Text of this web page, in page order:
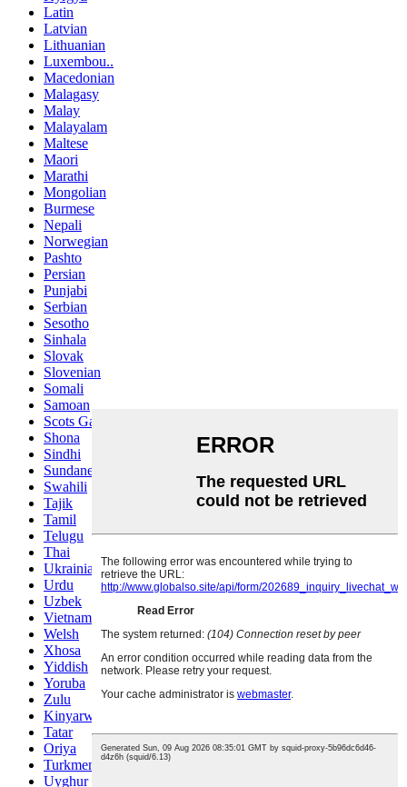
Latin
Latvian
Lithuanian
Luxembou..
Macedonian
Malagasy
Malay
Malayalam
Maltese
Maori
Marathi
Mongolian
Burmese
Nepali
Norwegian
Pashto
Persian
Punjabi
Serbian
Sesotho
Sinhala
Slovak
Slovenian
Somali
Samoan
Scots Gaelic
Shona
Sindhi
Sundanese
Swahili
Tajik
Tamil
Telugu
Thai
Ukrainian
Urdu
Uzbek
Vietnamese
Welsh
Xhosa
Yiddish
Yoruba
Zulu
Kinyarwanda
Tatar
Oriya
Turkmen
Uyghur